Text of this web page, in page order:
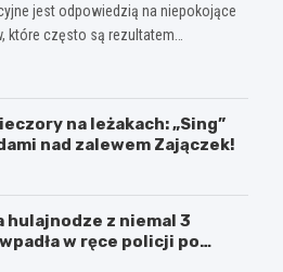
jest odpowiedzią na niepokojące
często są rezultatem…
na leżakach: „Sing”
nad zalewem Zajączek!
hulajnodze z niemal 3
w ręce policji po